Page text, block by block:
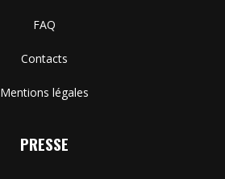
FAQ
Contacts
Mentions légales
PRESSE